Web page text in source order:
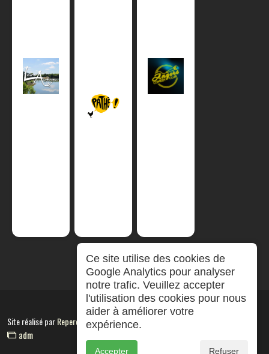
Site réalisé parRepereCom
adm
Ce site utilise des cookies de
Google Analytics pour analyser
notre trafic. Veuillez accepter
l'utilisation des cookies pour nous
aider à améliorer votre
expérience.
Accepter Refuser